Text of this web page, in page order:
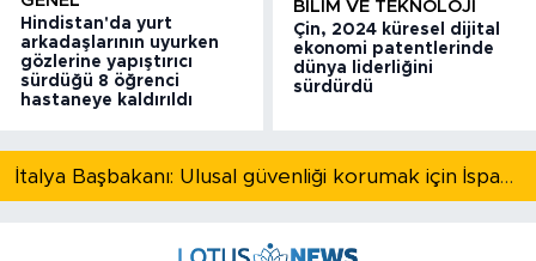
Hindistan'da yurt
arkadaşlarının uyurken
gözlerine yapıştırıcı
sürdüğü 8 öğrenci
hastaneye kaldırıldı
BILIM VE TEKNOLOJI
Çin, 2024 küresel dijital
ekonomi patentlerinde
dünya liderliğini
sürdürdü
İtalya Başbakanı: Ulusal güvenliği korumak için İspanya ile Schengen kapsamındaki serbest dolaşımı askıya alıyoruz